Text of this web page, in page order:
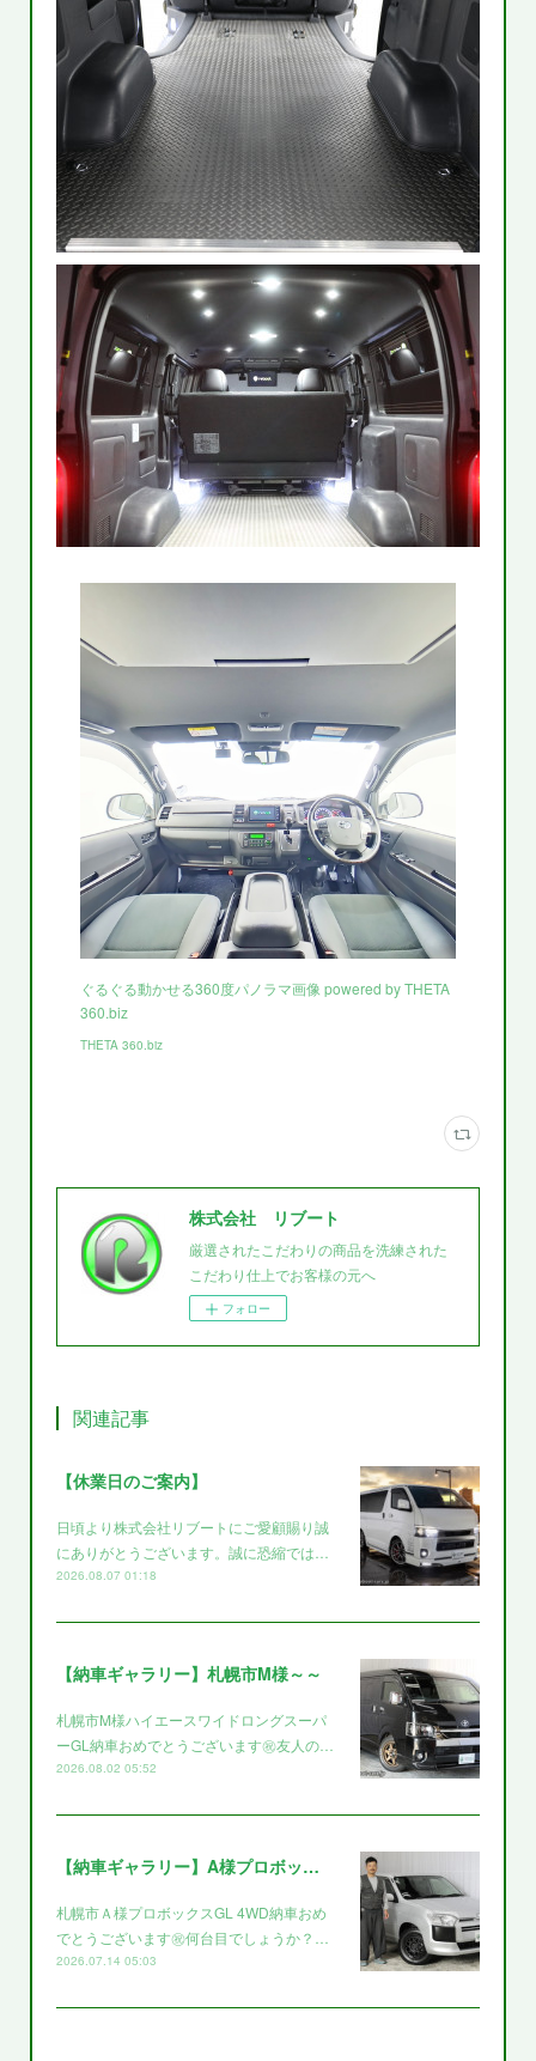
ぐるぐる動かせる360度パノラマ画像 powered by THETA
360.biz
THETA 360.biz
株式会社 リブート
厳選されたこだわりの商品を洗練された
こだわり仕上でお客様の元へ
フォロー
関連記事
【休業日のご案内】
日頃より株式会社リブートにご愛顧賜り誠
にありがとうございます。誠に恐縮では…
2026.08.07 01:18
【納車ギャラリー】札幌市M様～～
札幌市M様ハイエースワイドロングスーパ
ーGL納車おめでとうございます㊗️友人の…
2026.08.02 05:52
【納車ギャラリー】A様プロボックス～～
札幌市Ａ様プロボックスGL 4WD納車おめ
でとうございます㊗️何台目でしょうか？…
2026.07.14 05:03